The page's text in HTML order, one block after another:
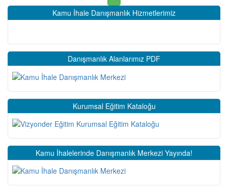
Kamu İhale Danışmanlık Hizmetlerimiz
Danışmanlık Alanlarımız PDF
Kurumsal Eğitim Kataloğu
Kamu İhalelerinde Danışmanlık Merkezi Yayında!